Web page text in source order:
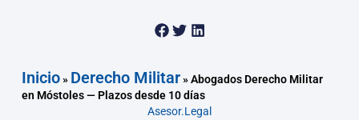
Inicio» Derecho Militar»Abogados Derecho Militar
en Móstoles — Plazos desde 10 días
Asesor.Legal